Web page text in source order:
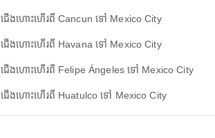
ជើងហោះហើរពី Cancun ទៅ Mexico City
ជើងហោះហើរពី Havana ទៅ Mexico City
ជើងហោះហើរពី Felipe Ángeles ទៅ Mexico City
ជើងហោះហើរពី Huatulco ទៅ Mexico City